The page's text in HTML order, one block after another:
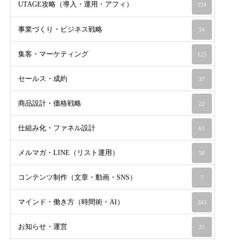
UTAGE攻略（導入・運用・アフィ） 134
事業づくり・ビジネス戦略 54
集客・マーケティング 125
セールス・成約 37
商品設計・価格戦略 22
仕組み化・ファネル設計 61
メルマガ・LINE（リスト運用） 50
コンテンツ制作（文章・動画・SNS） 7
マインド・働き方（時間術・AI） 263
お知らせ・運営 21